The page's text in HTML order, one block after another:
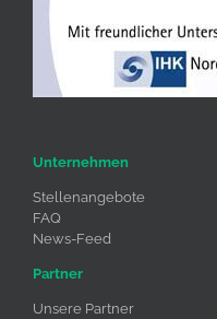
Unternehmen
Stellenangebote
FAQ
News-Feed
Partner
Unsere Partner